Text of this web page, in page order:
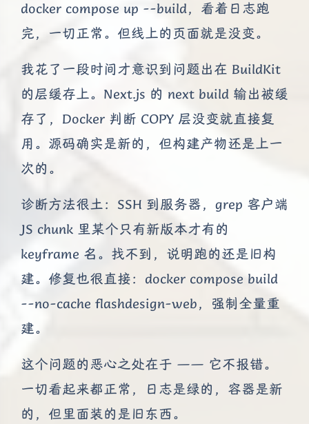
docker compose up --build，看着日志跑
完，一切正常。但线上的页面就是没变。
我花了一段时间才意识到问题出在 BuildKit
的层缓存上。Next.js 的 next build 输出被缓
存了，Docker 判断 COPY 层没变就直接复
用。源码确实是新的，但构建产物还是上一
次的。
诊断方法很土：SSH 到服务器，grep 客户端
JS chunk 里某个只有新版本才有的
keyframe 名。找不到，说明跑的还是旧构
建。修复也很直接：docker compose build
--no-cache flashdesign-web，强制全量重
建。
这个问题的恶心之处在于 —— 它不报错。
一切看起来都正常，日志是绿的，容器是新
的，但里面装的是旧东西。